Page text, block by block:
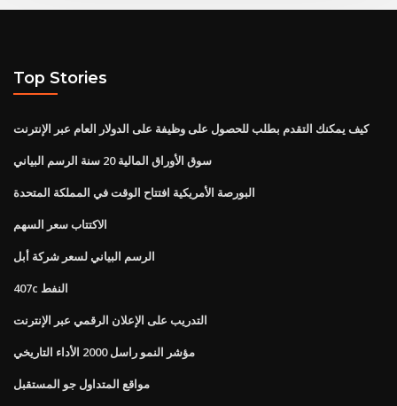
Top Stories
كيف يمكنك التقدم بطلب للحصول على وظيفة على الدولار العام عبر الإنترنت
سوق الأوراق المالية 20 سنة الرسم البياني
البورصة الأمريكية افتتاح الوقت في المملكة المتحدة
الاكتتاب سعر السهم
الرسم البياني لسعر شركة أبل
407c النفط
التدريب على الإعلان الرقمي عبر الإنترنت
مؤشر النمو راسل 2000 الأداء التاريخي
مواقع المتداول جو المستقبل